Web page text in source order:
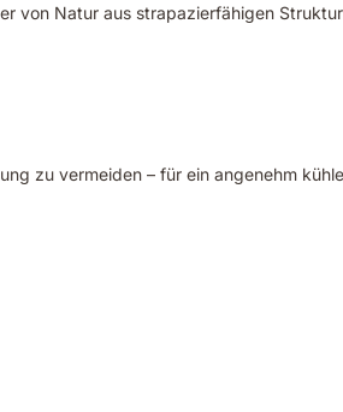
Natur aus strapazierfähigen
zu vermeiden – für ein angenehm